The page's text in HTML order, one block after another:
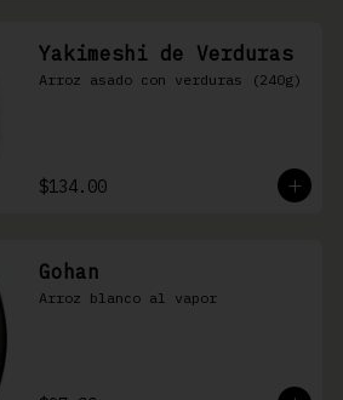
Yakimeshi de Verduras
Arroz asado con verduras (240g)
$134.00
Gohan
Arroz blanco al vapor